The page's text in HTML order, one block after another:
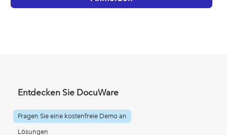
Entdecken Sie DocuWare
Fragen Sie eine kostenfreie Demo an
Lösungen